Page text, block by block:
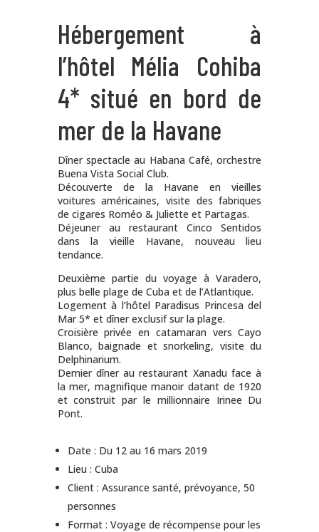
Hébergement à
l’hôtel Mélia Cohiba
4* situé en bord de
mer de la Havane
Dîner spectacle au Habana Café, orchestre
Buena Vista Social Club.
Découverte de la Havane en vieilles
voitures américaines, visite des fabriques
de cigares Roméo & Juliette et Partagas.
Déjeuner au restaurant Cinco Sentidos
dans la vieille Havane, nouveau lieu
tendance.
Deuxième partie du voyage à Varadero,
plus belle plage de Cuba et de l’Atlantique.
Logement à l’hôtel Paradisus Princesa del
Mar 5* et dîner exclusif sur la plage.
Croisière privée en catamaran vers Cayo
Blanco, baignade et snorkeling, visite du
Delphinarium.
Dernier dîner au restaurant Xanadu face à
la mer, magnifique manoir datant de 1920
et construit par le millionnaire Irinee Du
Pont.
Date : Du 12 au 16 mars 2019
Lieu : Cuba
Client : Assurance santé, prévoyance, 50
personnes
Format : Voyage de récompense pour les